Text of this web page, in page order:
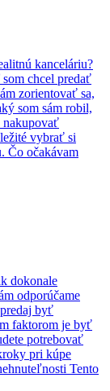
kanceláriu?
chcel predať
zorientovať sa,
som sám robil,
nakupovať
vybrať si
Čo očakávam
dokonale
odporúčame
byť
faktorom je byť
potrebovať
pri kúpe
Tento